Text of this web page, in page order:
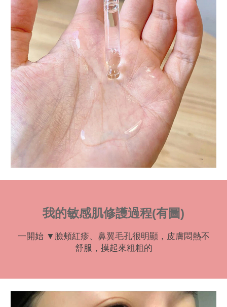
我的敏感肌修護過程(有圖)
一開始 ▼臉頰紅疹、鼻翼毛孔很明顯，皮膚悶熱不
舒服，摸起來粗粗的